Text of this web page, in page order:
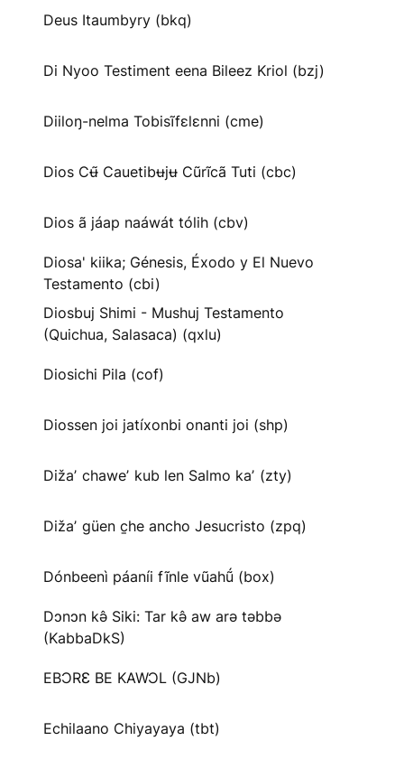
Deus Itaumbyry (bkq)
Di Nyoo Testiment eena Bileez Kriol (bzj)
Diiloŋ-nelma Tobisĩfɛlɛnni (cme)
Dios Cʉ̃ Cauetibʉjʉ Cũrĩcã Tuti (cbc)
Dios ã jáap naáwát tólih (cbv)
Diosa' kiika; Génesis, Éxodo y El Nuevo
Testamento (cbi)
Diosbuj Shimi - Mushuj Testamento
(Quichua, Salasaca) (qxlu)
Diosichi Pila (cof)
Diossen joi jatíxonbi onanti joi (shp)
Dižaʼ chaweʼ kub len Salmo kaʼ (zty)
Dižaʼ güen c̱he ancho Jesucristo (zpq)
Dónbeenì páaníi fĩnle vũahṹ (box)
Dɔnɔn kə̂ Siki: Tar kə̂ aw arə təbbə
(KabbaDkS)
EBƆRƐ BE KAWƆL (GJNb)
Echilaano Chiyayaya (tbt)